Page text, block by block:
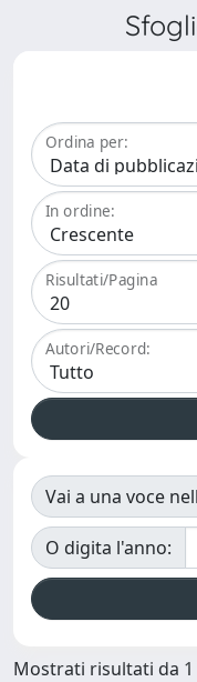
Ordina per:
In ordine:
Risultati/Pagina
Autori/Record:
Vai a una voce
O digita l'anno:
Mostrati risultati da 1